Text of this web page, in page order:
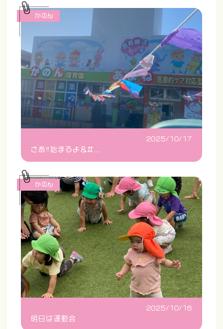
2025/10/17
さあ‼️始まるよ&#...
かのん
2025/10/16
明日は運動会
かのん